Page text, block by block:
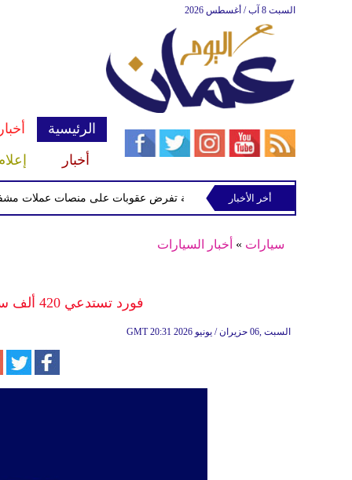
السبت 8 آب / أغسطس 2026
الرئيسية
أخبار
الخزانة الأميركية تفرض عقوبات على منصات عملات مشفرة
أخر الأخبار
سيارات » أخبار السيارات
فورد تستدعي 420 ألف سيارة بسبب خلل في أحزمة الأمان
GMT 20:31 2026 السبت ,06 حزيران / يونيو